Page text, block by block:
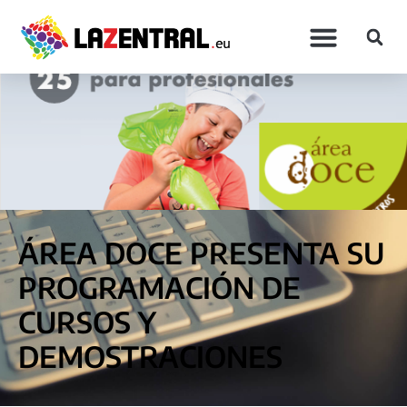
ÁREA DOCE PRESENTA SU
PROGRAMACIÓN DE
CURSOS Y
DEMOSTRACIONES